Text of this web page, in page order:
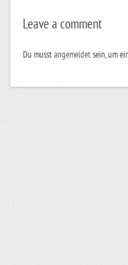
Leave a comment
Du musstangemeldetsein, um